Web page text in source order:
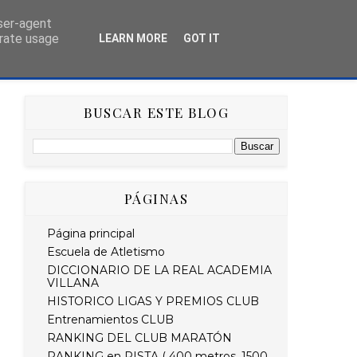
HISTÓRICO RETO STRAVA DEL MES
BUSCAR ESTE BLOG
PÁGINAS
Página principal
Escuela de Atletismo
DICCIONARIO DE LA REAL ACADEMIA
VILLANA
HISTORICO LIGAS Y PREMIOS CLUB
Entrenamientos CLUB
RANKING DEL CLUB MARATÓN
agent
usage
LEARN MORE GOT IT